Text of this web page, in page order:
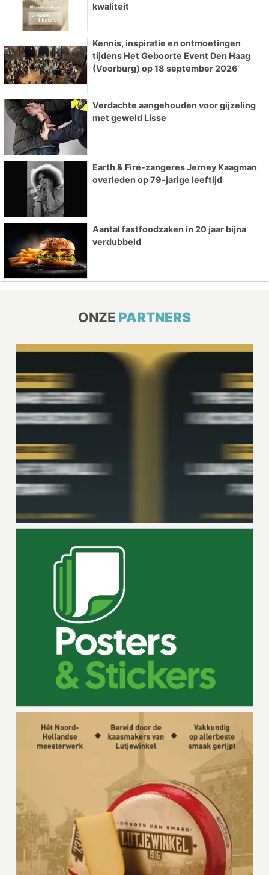
kwaliteit
Kennis, inspiratie en ontmoetingen
tijdens Het Geboorte Event Den Haag
(Voorburg) op 18 september 2026
Verdachte aangehouden voor gijzeling
met geweld Lisse
Earth & Fire-zangeres Jerney Kaagman
overleden op 79-jarige leeftijd
Aantal fastfoodzaken in 20 jaar bijna
verdubbeld
ONZE PARTNERS